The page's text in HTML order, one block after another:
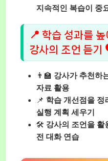
지속적인 복습이 중
📍 학습 성과를 높
강사의 조언 듣
👨‍🏫 강사가 추천하
자료 활용
📌 학습 개선점을 정
실행 계획 세우기
🛠️ 강사의 조언을 활
전 대화 연습